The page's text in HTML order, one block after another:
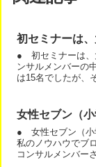
初セミナーは
● 初セミナーは、
ンサルメンバーの
は15名でしたが、
女性セブン（
● 女性セブン（小
私のノウハウでブ
コンサルメンバー